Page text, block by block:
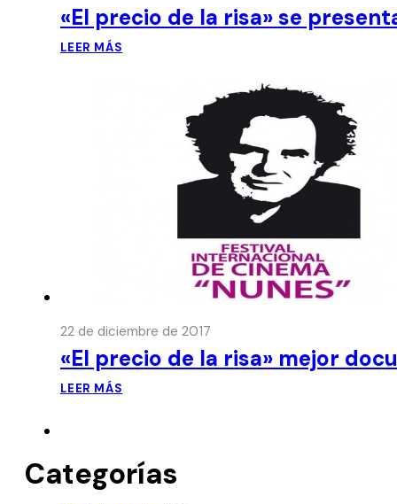
«El precio de la risa» se
LEER MÁS
22 de diciembre de 2017
«El precio de la risa» mejor
LEER MÁS
Categorías